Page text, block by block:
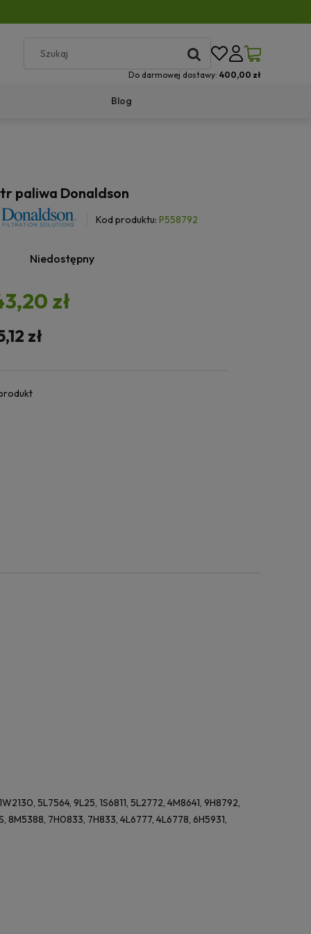
Do darmowej dostawy: 400,00 zł
Blog
paliwa Donaldson
Kod produktu: P558792
Niedostępny
zł
zł
5L7564, 9L25, 1S6811, 5L2772, 4M8641, 9H8792,
8M5388, 7H0833, 7H833, 4L6777, 4L6778, 6H5931,